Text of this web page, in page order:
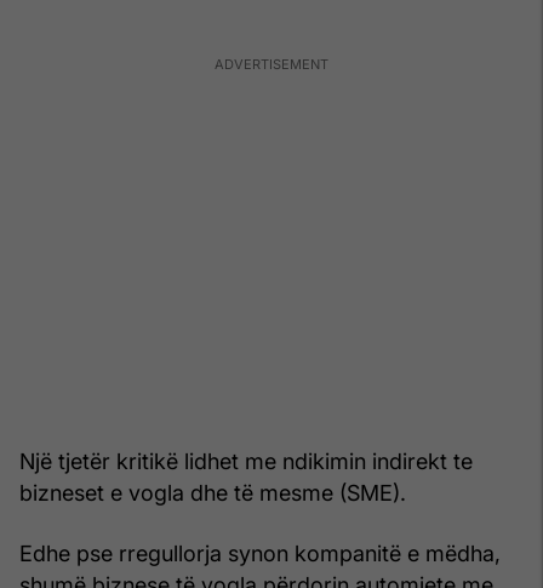
Një tjetër kritikë lidhet me ndikimin indirekt te
bizneset e vogla dhe të mesme (SME).
Edhe pse rregullorja synon kompanitë e mëdha,